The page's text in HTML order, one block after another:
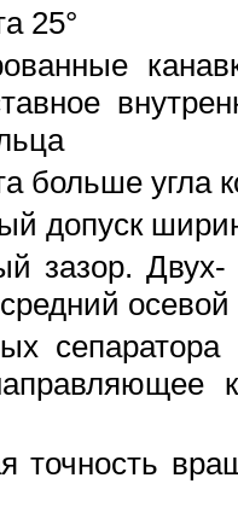
25°
больше угла
допуск
зазор.
сепаратора
точность